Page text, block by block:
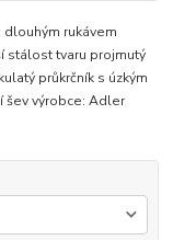
rukávem
stálost tvaru projmutý
průkrčník s úzkým
šev výrobce: Adler